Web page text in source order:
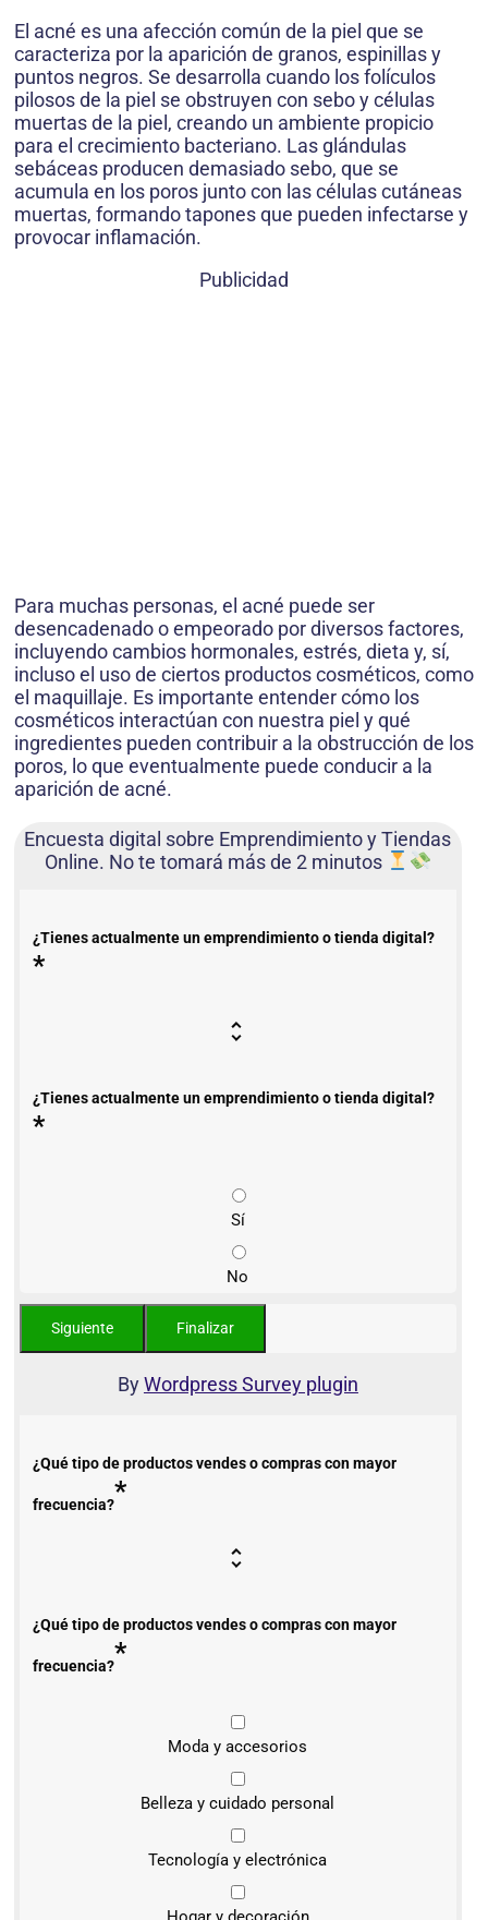
El acné es una afección común de la piel que se
caracteriza por la aparición de granos, espinillas y
puntos negros. Se desarrolla cuando los folículos
pilosos de la piel se obstruyen con sebo y células
muertas de la piel, creando un ambiente propicio
para el crecimiento bacteriano. Las glándulas
sebáceas producen demasiado sebo, que se
acumula en los poros junto con las células cutáneas
muertas, formando tapones que pueden infectarse y
provocar inflamación.
Publicidad
Para muchas personas, el acné puede ser
desencadenado o empeorado por diversos factores,
incluyendo cambios hormonales, estrés, dieta y, sí,
incluso el uso de ciertos productos cosméticos, como
el maquillaje. Es importante entender cómo los
cosméticos interactúan con nuestra piel y qué
ingredientes pueden contribuir a la obstrucción de los
poros, lo que eventualmente puede conducir a la
aparición de acné.
Encuesta digital sobre Emprendimiento y Tiendas
Online. No te tomará más de 2 minutos
¿Tienes actualmente un emprendimiento o tienda digital?
*
¿Tienes actualmente un emprendimiento o tienda digital?
*
Sí
No
ByWordpress Survey plugin
¿Qué tipo de productos vendes o compras con mayor
frecuencia?*
¿Qué tipo de productos vendes o compras con mayor
frecuencia?*
Moda y accesorios
Belleza y cuidado personal
Tecnología y electrónica